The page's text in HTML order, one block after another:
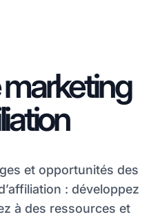
et opportunités des
: développez
à des ressources et